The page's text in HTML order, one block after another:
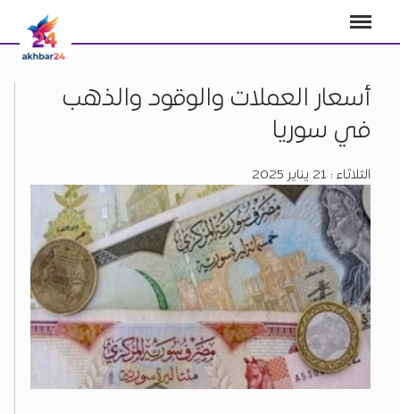
أسعار العملات والوقود والذهب
في سوريا
الثلاثاء : 21 يناير 2025